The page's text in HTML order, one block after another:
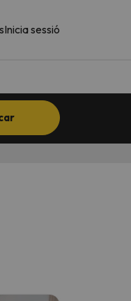
Inicia sessió